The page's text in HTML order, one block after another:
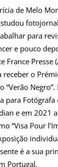
de Melo
para
e pouco
France Presse
o
“Verão Negro”.
para Fotógrafa
e em 2021
“Visa Pour
é a sua
Portugal.